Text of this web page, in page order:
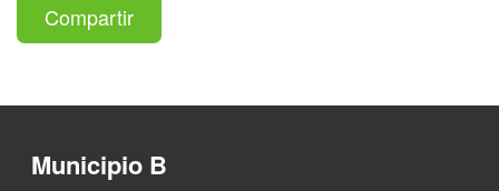
Compartir
Municipio B